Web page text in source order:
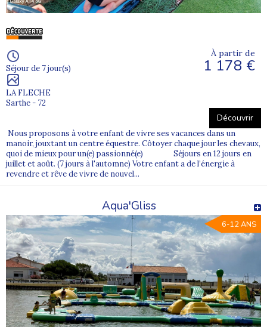
Séjour de 7 jour(s)
LA FLECHE
Sarthe - 72
À partir de
1 178 €
Découvrir
Nous proposons à votre enfant de vivre ses vacances dans un
manoir, jouxtant un centre équestre. Côtoyer chaque jour les chevaux,
quoi de mieux pour un(e) passionné(e) Séjours en 12 jours en
juillet et août. (7 jours à l'automne) Votre enfant a de l’énergie à
revendre et rêve de vivre de nouvel...
Aqua'Gliss
6-12 ANS